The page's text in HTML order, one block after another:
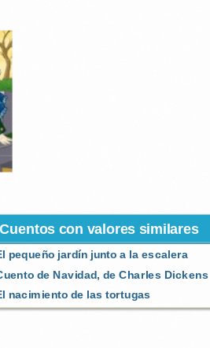
Cuentos con valores similares
pequeño jardín junto a la escalera
de Navidad, de Charles Dickens
nacimiento de las tortugas